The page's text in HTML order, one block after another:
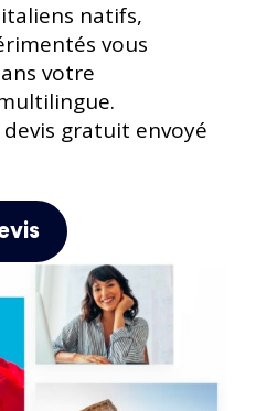
natifs,
vous
votre
gratuit envoyé